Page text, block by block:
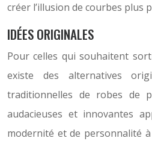
créer l’illusion de courbes plus
IDÉES ORIGINALES
Pour celles qui souhaitent
existe des alternatives
traditionnelles de robes de
audacieuses et innovantes
modernité et de personnalité